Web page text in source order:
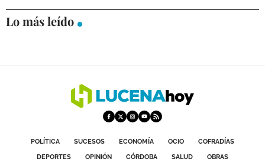
COMPETICIONES
VENTANA CIUDADANA
Lo más leído
POLÍTICA SUCESOS ECONOMÍA OCIO
COFRADÍAS
DEPORTES
OPINIÓN CÓRDOBA SALUD
OBRAS